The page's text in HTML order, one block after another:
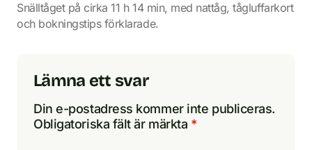
Snälltåget på cirka 11 h 14 min, med nattåg, tågluffarkort
och bokningstips förklarade.
Lämna ett svar
Din e-postadress kommer inte publiceras.
Obligatoriska fält är märkta *